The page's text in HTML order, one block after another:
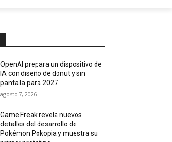
OpenAI prepara un dispositivo de
IA con diseño de donut y sin
pantalla para 2027
agosto 7, 2026
Game Freak revela nuevos
detalles del desarrollo de
Pokémon Pokopia y muestra su